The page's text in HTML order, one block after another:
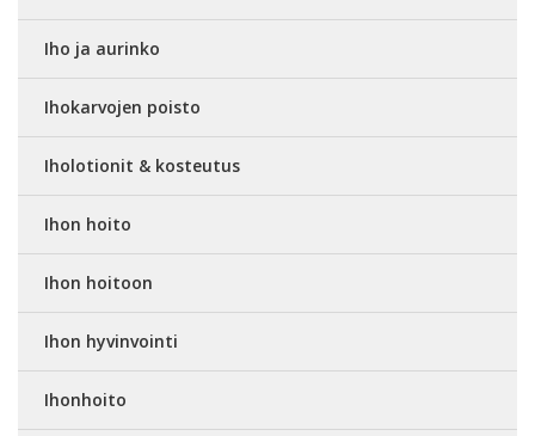
Iho ja aurinko
Ihokarvojen poisto
Iholotionit & kosteutus
Ihon hoito
Ihon hoitoon
Ihon hyvinvointi
Ihonhoito